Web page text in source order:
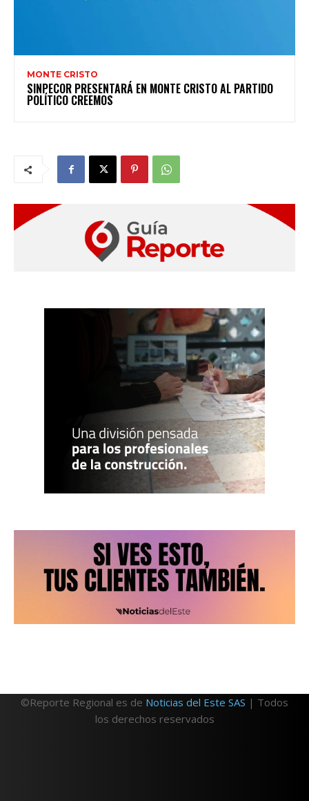
MONTE CRISTO
SINPECOR PRESENTARÁ EN MONTE CRISTO AL PARTIDO
POLÍTICO CREEMOS
©Reporte Regional es de Noticias del Este SAS | Todos
los derechos reservados